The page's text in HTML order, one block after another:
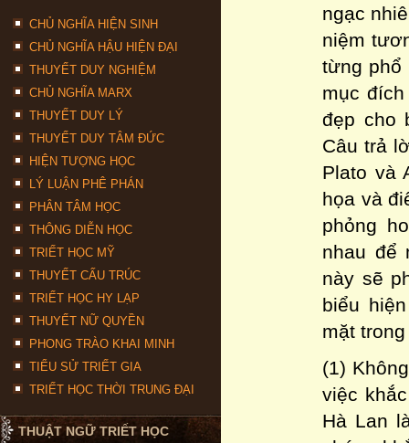
CHỦ NGHĨA HIỆN SINH
CHỦ NGHĨA HẬU HIỆN ĐẠI
THUYẾT DUY NGHIỆM
CHỦ NGHĨA MARX
THUYẾT DUY LÝ
THUYẾT DUY TÂM ĐỨC
HIỆN TƯỢNG HỌC
LÝ LUẬN PHÊ PHÁN
PHÂN TÂM HỌC
THÔNG DIỄN HỌC
TRIẾT HỌC MỸ
THUYẾT CẤU TRÚC
TRIẾT HỌC HY LẠP
THUYẾT NỮ QUYỀN
PHONG TRÀO KHAI MINH
TIỂU SỬ TRIẾT GIA
TRIẾT HỌC THỜI TRUNG ĐẠI
THUẬT NGỮ TRIẾT HỌC
ngạc
niệm
từng phổ
mục
đẹp cho
Câu trả
Plato và
họa và
phỏng
nhau để
này sẽ
biểu
mặt
(1)
việc
Hà Lan